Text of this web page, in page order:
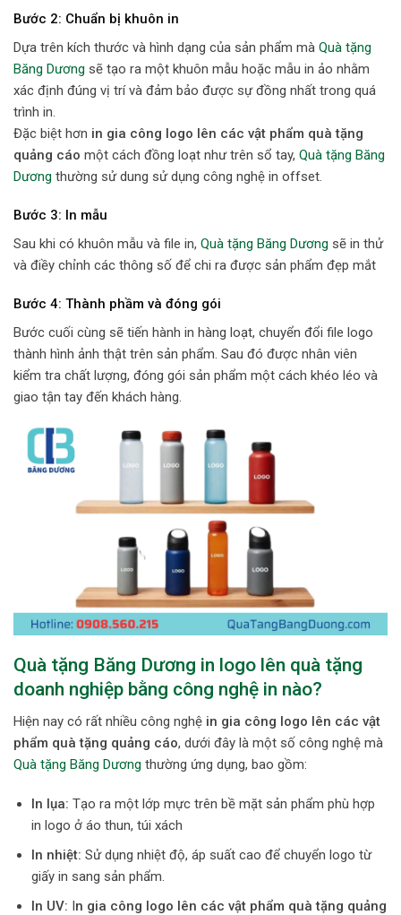
Bước 2: Chuẩn bị khuôn in
Dựa trên kích thước và hình dạng của sản phẩm mà Quà tặng
Băng Dương sẽ tạo ra một khuôn mẫu hoặc mẫu in ảo nhằm
xác định đúng vị trí và đảm bảo được sự đồng nhất trong quá
trình in.
Đặc biệt hơn in gia công logo lên các vật phẩm quà tặng
quảng cáo một cách đồng loạt như trên sổ tay, Quà tặng Băng
Dương thường sử dung sử dụng công nghệ in offset.
Bước 3: In mẫu
Sau khi có khuôn mẫu và file in, Quà tặng Băng Dương sẽ in thử
và điềy chỉnh các thông số để chi ra được sản phẩm đẹp mắt
Bước 4: Thành phầm và đóng gói
Bước cuối cùng sẽ tiến hành in hàng loạt, chuyển đổi file logo
thành hình ảnh thật trên sản phẩm. Sau đó được nhân viên
kiểm tra chất lượng, đóng gói sản phẩm một cách khéo léo và
giao tận tay đến khách hàng.
Quà tặng Băng Dương in logo lên quà tặng
doanh nghiệp bằng công nghệ in nào?
Hiện nay có rất nhiều công nghệ in gia công logo lên các vật
phẩm quà tặng quảng cáo, dưới đây là một số công nghệ mà
Quà tặng Băng Dương thường ứng dụng, bao gồm:
In lụa: Tạo ra một lớp mực trên bề mặt sản phẩm phù hợp
in logo ở áo thun, túi xách
In nhiệt: Sử dụng nhiệt độ, áp suất cao để chuyển logo từ
giấy in sang sản phẩm.
In UV: In gia công logo lên các vật phẩm quà tặng quảng